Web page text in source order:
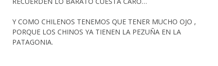
Y COMO CHILENOS TENEMOS QUE TENER MUCHO OJO ,
PORQUE LOS CHINOS YA TIENEN LA PEZUÑA EN LA
PATAGONIA.